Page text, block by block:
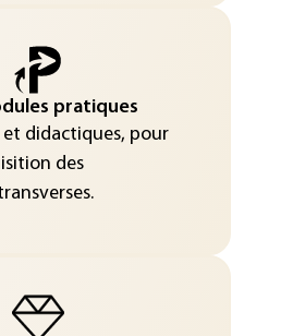
pratiques
didactiques, pour
des